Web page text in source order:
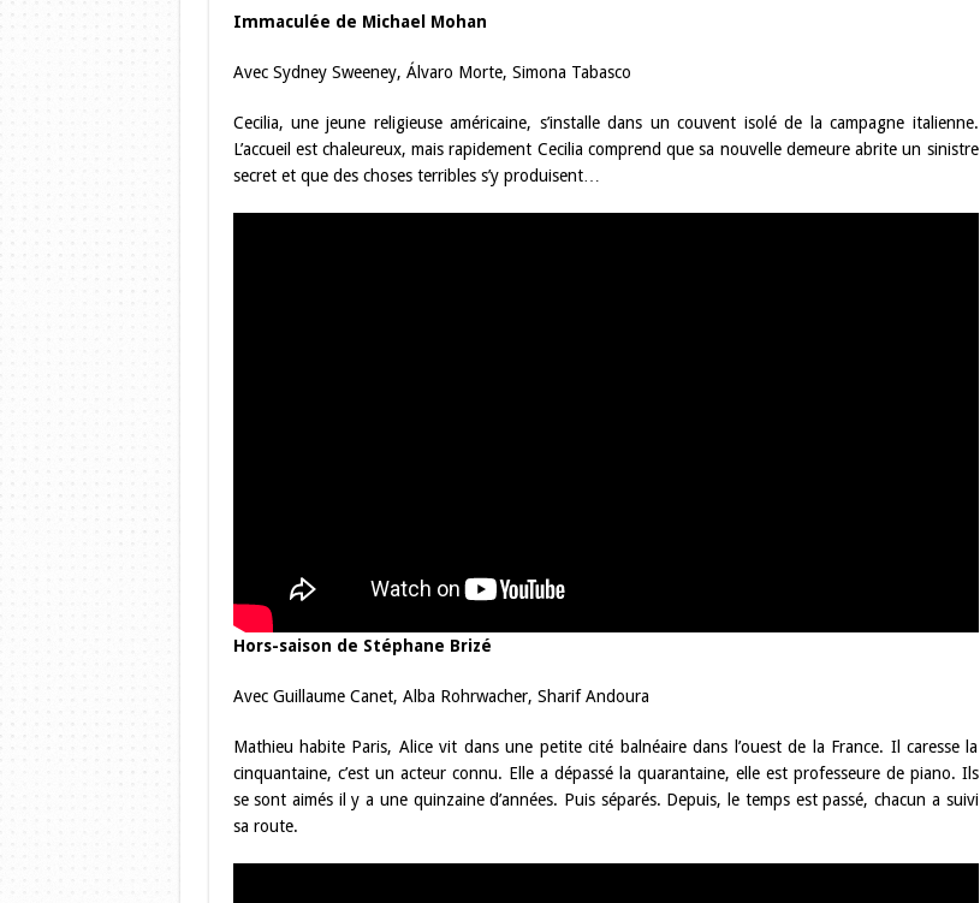
Immaculée de Michael Mohan
Avec Sydney Sweeney, Álvaro Morte, Simona Tabasco
Cecilia, une jeune religieuse américaine, s’installe dans un couvent isolé de la campagne italienne.
L’accueil est chaleureux, mais rapidement Cecilia comprend que sa nouvelle demeure abrite un sinistre
secret et que des choses terribles s’y produisent…
Hors-saison de Stéphane Brizé
Avec Guillaume Canet, Alba Rohrwacher, Sharif Andoura
Mathieu habite Paris, Alice vit dans une petite cité balnéaire dans l’ouest de la France. Il caresse la
cinquantaine, c’est un acteur connu. Elle a dépassé la quarantaine, elle est professeure de piano. Ils
se sont aimés il y a une quinzaine d’années. Puis séparés. Depuis, le temps est passé, chacun a suivi
sa route.